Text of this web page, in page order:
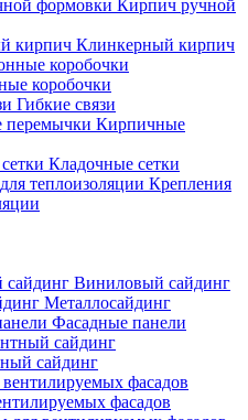
Кирпич ручной
Клинкерный кирпич
коробочки
Гибкие связи
Кирпичные
Кладочные сетки
Крепления
Виниловый сайдинг
Металлосайдинг
Фасадные панели
сайдинг
фасадов